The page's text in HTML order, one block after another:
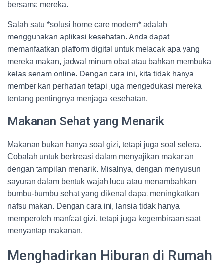
bersama mereka.
Salah satu *solusi home care modern* adalah
menggunakan aplikasi kesehatan. Anda dapat
memanfaatkan platform digital untuk melacak apa yang
mereka makan, jadwal minum obat atau bahkan membuka
kelas senam online. Dengan cara ini, kita tidak hanya
memberikan perhatian tetapi juga mengedukasi mereka
tentang pentingnya menjaga kesehatan.
Makanan Sehat yang Menarik
Makanan bukan hanya soal gizi, tetapi juga soal selera.
Cobalah untuk berkreasi dalam menyajikan makanan
dengan tampilan menarik. Misalnya, dengan menyusun
sayuran dalam bentuk wajah lucu atau menambahkan
bumbu-bumbu sehat yang dikenal dapat meningkatkan
nafsu makan. Dengan cara ini, lansia tidak hanya
memperoleh manfaat gizi, tetapi juga kegembiraan saat
menyantap makanan.
Menghadirkan Hiburan di Rumah